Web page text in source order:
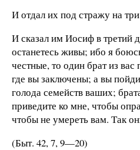
И отдал их под стражу на
И сказал им Иосиф в третий
останетесь живы; ибо я
честные, то один брат из
где вы заключены; а вы
голода семейств ваших;
приведите ко мне, чтобы
чтобы не умереть вам. Так
(Быт. 42, 7, 9—20)